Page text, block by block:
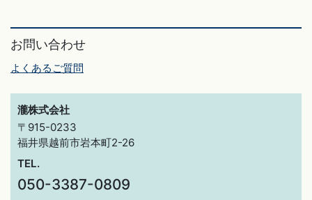
お問い合わせ
よくあるご質問
瀧株式会社
〒915-0233
福井県越前市岩本町2-26
TEL.
050-3387-0809